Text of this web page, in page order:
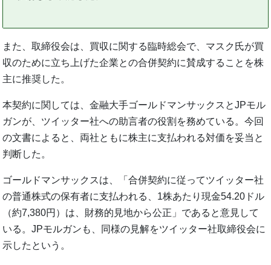
また、取締役会は、買収に関する臨時総会で、マスク氏が買
収のために立ち上げた企業との合併契約に賛成することを株
主に推奨した。
本契約に関しては、金融大手ゴールドマンサックスとJPモル
ガンが、ツイッター社への助言者の役割を務めている。今回
の文書によると、両社ともに株主に支払われる対価を妥当と
判断した。
ゴールドマンサックスは、「合併契約に従ってツイッター社
の普通株式の保有者に支払われる、1株あたり現金54.20ドル
（約7,380円）は、財務的見地から公正」であると意見して
いる。JPモルガンも、同様の見解をツイッター社取締役会に
示したという。